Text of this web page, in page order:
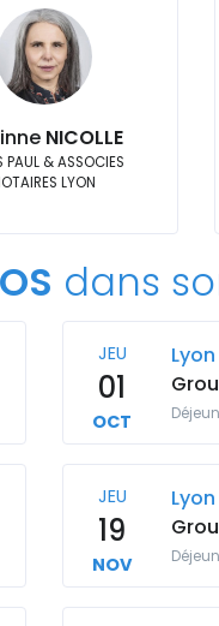
NICOLLE
PAUL & ASSOCIES
LYON
dans
JEU
01
OCT
Lyon
JEU
19
NOV
Lyon